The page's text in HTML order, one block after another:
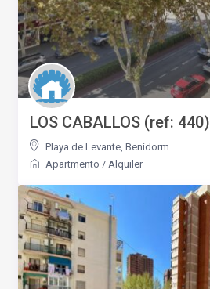
LOS CABALLOS (ref: 440)
Playa de Levante ,Benidorm
Apartmento / Alquiler